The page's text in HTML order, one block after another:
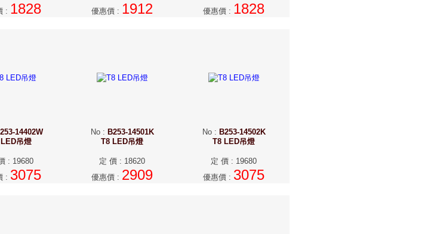
: 1828
優惠價 : 1912
優惠價 : 1828
14402W
吊燈
: 19680
: 3075
No: B253-14501K
T8 LED吊燈
定 價 : 18620
優惠價 : 2909
No: B253-14502K
T8 LED吊燈
定 價 : 19680
優惠價 : 3075